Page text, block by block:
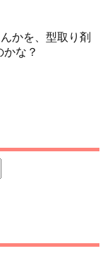
かを、型取り剤
な？